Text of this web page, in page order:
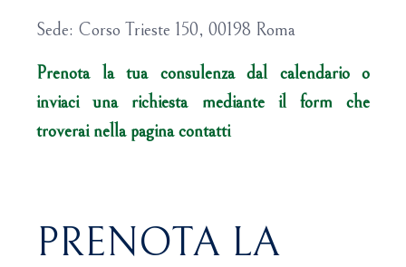
Sede: Corso Trieste 150, 00198 Roma
Prenota la tua consulenza dal calendario o
inviaci una richiesta mediante il form che
troverai nella pagina contatti
PRENOTA LA